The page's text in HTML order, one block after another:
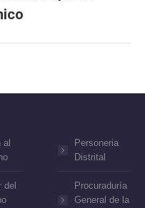
al
del
Personeria
Distrital
Procuraduría
General de la